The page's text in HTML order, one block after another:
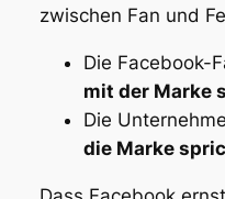
zwischen Fan und
Die Facebook-
mit der Marke
Die
die Marke